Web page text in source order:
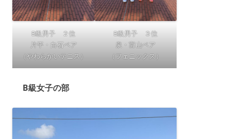
B級男子 ２位
片平・白石ペア
（やわらかいテニス）
B級男子 ３位
泉・富山ペア
（フェニックス）
B級女子の部